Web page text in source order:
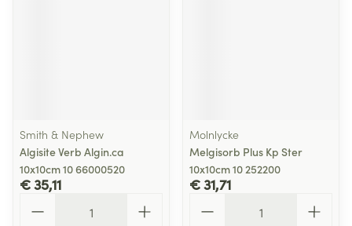
Smith & Nephew
Algisite Verb Algin.ca
10x10cm 10 66000520
€ 35,11
Molnlycke
Melgisorb Plus Kp Ster
10x10cm 10 252200
€ 31,71